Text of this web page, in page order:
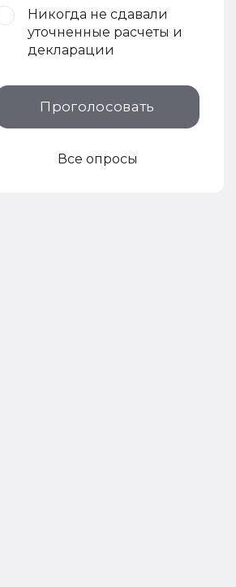
Никогда не сдавали
уточненные расчеты и
декларации
Проголосовать
Все опросы